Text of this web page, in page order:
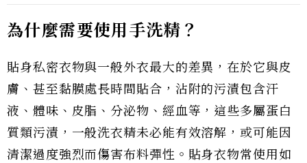
為什麼需要使用手洗精？
貼身私密衣物與一般外衣最大的差異，在於它與皮
膚、甚至黏膜處長時間貼合，沾附的污漬包含汗
液、體味、皮脂、分泌物、經血等，這些多屬蛋白
質類污漬，一般洗衣精未必能有效溶解，或可能因
清潔過度強烈而傷害布料彈性。貼身衣物常使用如